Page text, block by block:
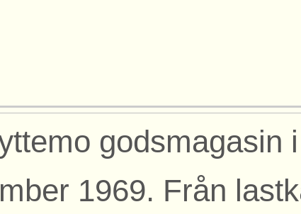
godsmagasin i
1969. Från